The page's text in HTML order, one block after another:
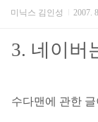
미닉스 김인성 2007.
3. 네이버
수다맨에 관한